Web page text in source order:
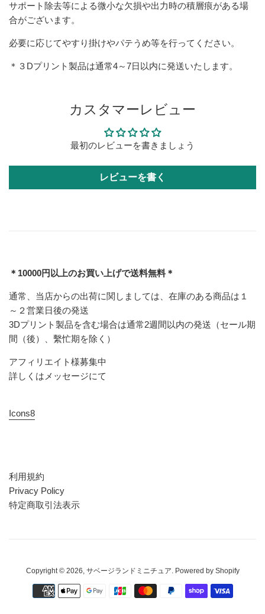
サポート除去等による微小な欠損や出力時の積層痕がある場
合がございます。
必要に応じてやすり掛けやパテうめ等を行ってください。
＊３Dプリント製品は通常4～7日以内に発送いたします。
カスタマーレビュー
最初のレビューを書きましょう
レビューを書く
＊10000円以上のお買い上げで送料無料＊
通常、当店からの出荷に関しましては、在庫のある商品は１
～２営業日後の発送
3Dプリント製品を含む場合は通常2週間以内の発送（セール期
間（後）、繫忙期を除く）
アフィリエイト様募集中
詳しくはメッセージにて
Icons8
利用規約
Privacy Policy
特定商取引法表示
Copyright © 2026, サベージランドミニチュア. Powered by Shopify
お